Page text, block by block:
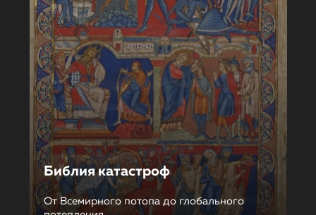
Библия катастроф
От Всемирного потопа до глобального